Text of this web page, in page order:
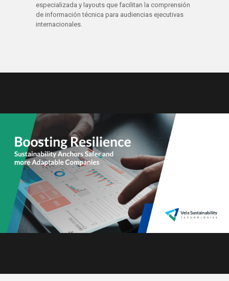
especializada y layouts que facilitan la comprensión
de información técnica para audiencias ejecutivas
internacionales.